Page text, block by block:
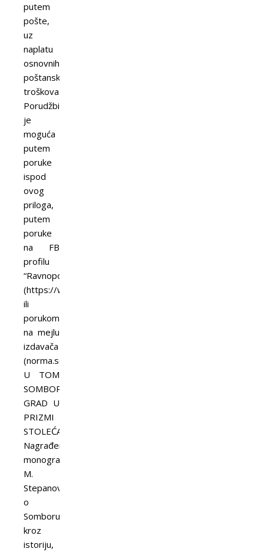
putem
pošte,
uz
naplatu
osnovnih
poštanskih
troškova.
Porudžbina
je
moguća
putem
poruke
ispod
ovog
priloga,
putem
poruke
na FB
profilu
“Ravnopolov”
(https://www.facebook.com/ravnoplov)
ili
porukom
na mejlu
izdavača
(norma.sombor@gmail.com).
U TOM
SOMBORU…
GRAD U
PRIZMI
STOLEĆA
Nagrađena
monografija
M.
Stepanovića
o
Somboru
kroz
istoriju,